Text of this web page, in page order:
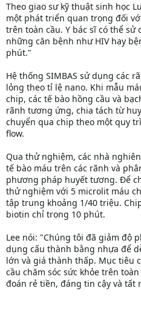
Theo giao sư kỹ thuật sinh học
một phát triển quan trọng đối
trên toàn cầu. Y bác sĩ có thể
những căn bệnh như HIV hay
phút."
Hệ thống SIMBAS sử dụng các
lỏng theo tỉ lệ nano. Khi mẫu
chip, các tế bào hồng cầu và
rãnh tương ứng, chia tách từ
chuyển qua chip theo một quy
flow.
Qua thử nghiệm, các nhà
tế bào máu trên các rãnh và
phương pháp huyết tương. Để
thử nghiệm với 5 microlit máu
tập trung khoảng 1/40 triệu.
biotin chỉ trong 10 phút.
Lee nói: "Chúng tôi đã giảm độ
dụng cấu thành bằng nhựa để
lớn và giá thành thấp. Mục tiêu
cầu chăm sóc sức khỏe trên
đoán rẻ tiền, đáng tin cậy và tất